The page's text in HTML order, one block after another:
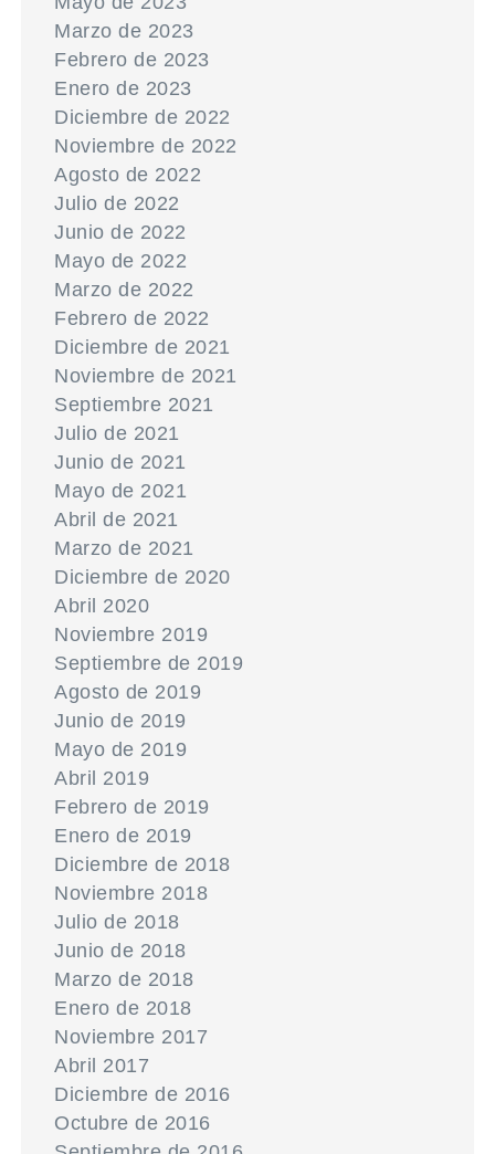
Marzo de 2023
Febrero de 2023
Enero de 2023
Diciembre de 2022
Noviembre de 2022
Agosto de 2022
Julio de 2022
Junio de 2022
Mayo de 2022
Marzo de 2022
Febrero de 2022
Diciembre de 2021
Noviembre de 2021
Septiembre 2021
Julio de 2021
Junio de 2021
Mayo de 2021
Abril de 2021
Marzo de 2021
Diciembre de 2020
Abril 2020
Noviembre 2019
Septiembre de 2019
Agosto de 2019
Junio de 2019
Mayo de 2019
Abril 2019
Febrero de 2019
Enero de 2019
Diciembre de 2018
Noviembre 2018
Julio de 2018
Junio de 2018
Marzo de 2018
Enero de 2018
Noviembre 2017
Abril 2017
Diciembre de 2016
Octubre de 2016